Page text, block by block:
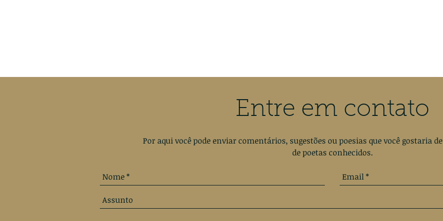
Entre em contato
Por aqui você pode enviar comentários, sugestões ou poesias que você gostaria
de poetas conhecidos.